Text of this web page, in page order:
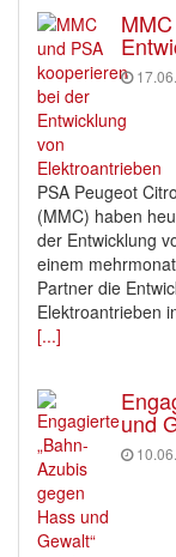
PSA Peugeot
(MMC) haben
der Entwicklung
einem
Partner die
Elektroantrieben
[...]
und